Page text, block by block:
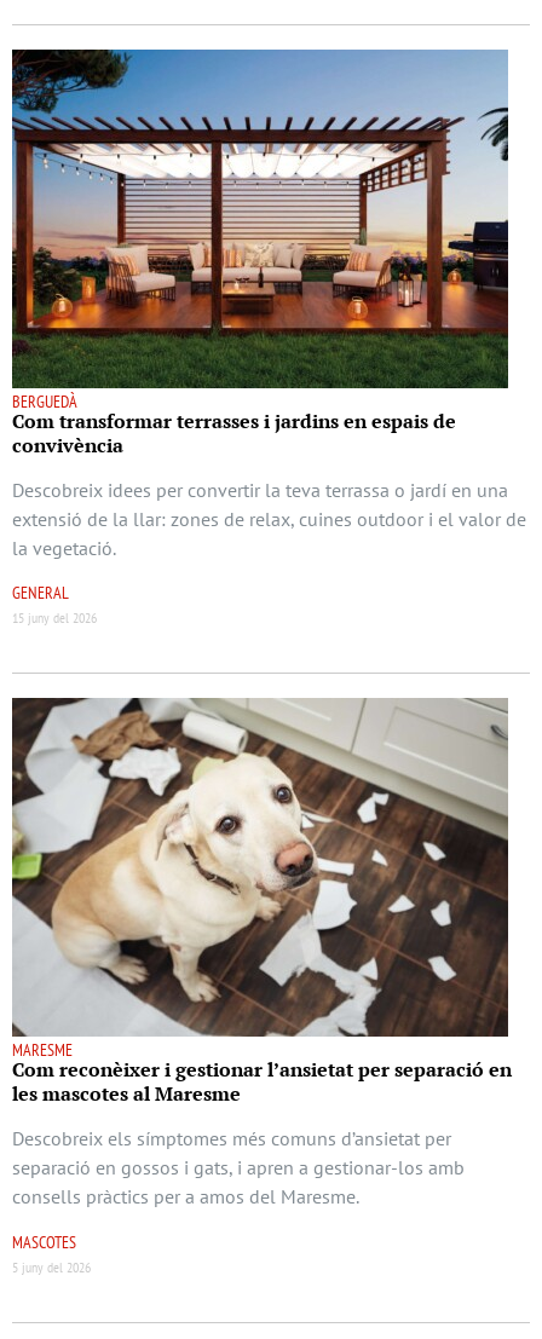
BERGUEDÀ
Com transformar terrasses i jardins en espais de
convivència
Descobreix idees per convertir la teva terrassa o jardí en una
extensió de la llar: zones de relax, cuines outdoor i el valor de
la vegetació.
GENERAL
15 juny del 2026
MARESME
Com reconèixer i gestionar l’ansietat per separació en
les mascotes al Maresme
Descobreix els símptomes més comuns d’ansietat per
separació en gossos i gats, i apren a gestionar-los amb
consells pràctics per a amos del Maresme.
MASCOTES
5 juny del 2026